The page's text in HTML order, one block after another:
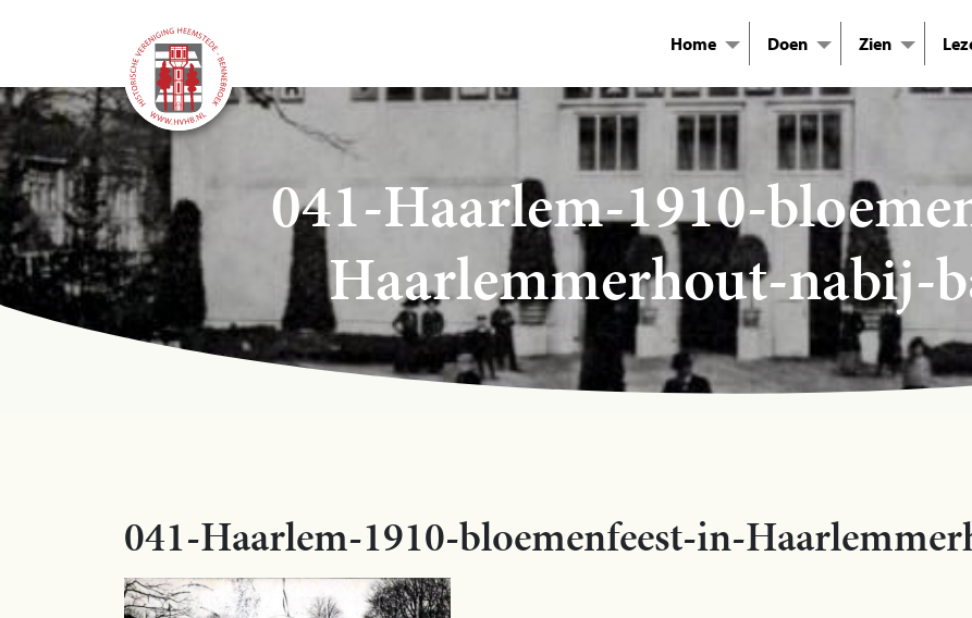
Home Doen Zien
041-Haarlem-1910-
Haarlemmerhout-nabij-
041-Haarlem-1910-bloemenfeest-in-